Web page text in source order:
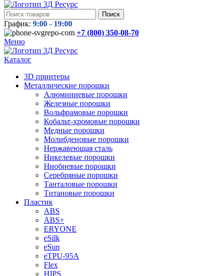
Поиск
График: 9:00 - 19:00
+7 (800) 350-08-70
Меню
Каталог
3D принтеры
Металлические порошки
Алюминиевые порошки
Железные порошки
Вольфрамовые порошки
Кобальт-хромовые порошки
Медные порошки
Молибденовые порошки
Нержавеющая сталь
Никелевые порошки
Ниобиевые порошки
Серебряные порошки
Танталовые порошки
Титановые порошки
Пластик
ABS
ABS+
ERYONE
eSilk
eSun
eTPU-95A
Flex
HIPS